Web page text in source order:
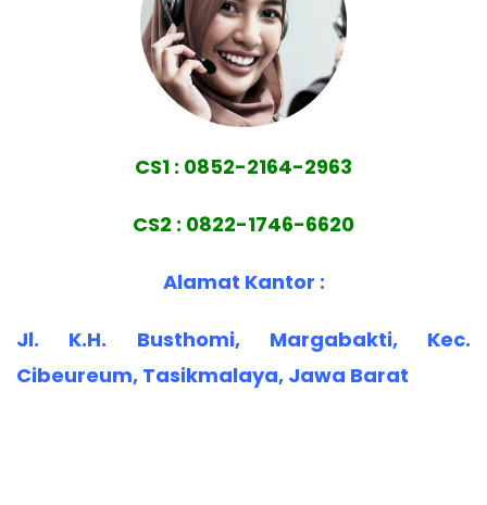
CS1 : 0852-2164-2963
CS2 : 0822-1746-6620
Alamat Kantor :
Jl. K.H. Busthomi, Margabakti, Kec.
Cibeureum, Tasikmalaya, Jawa Barat